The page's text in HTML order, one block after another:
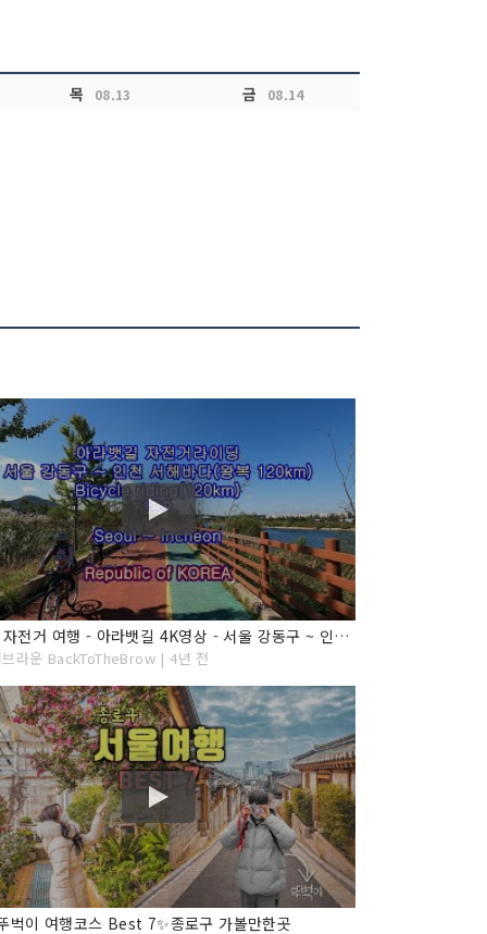
목 08.13 금 08.14
#100 자전거 여행 - 아라뱃길 4K영상 - 서울 강동구 ~ 인천 서해바다(왕복 120km) - Bicycle riding(120km) Seoul ~ Incheo, KOREA
브라운 BackToTheBrow | 4년 전
벅이 여행코스 Best 7✨종로구 가볼만한곳